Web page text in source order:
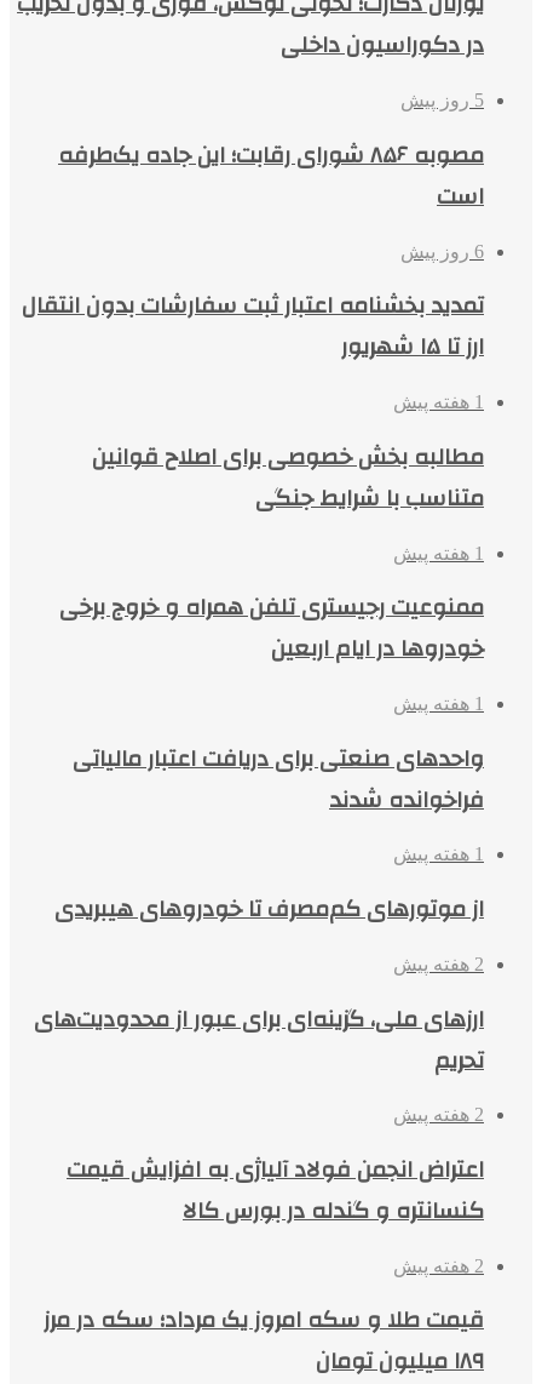
در دکوراسیون داخلی
5 روز پیش
مصوبه ۸۵۶ شورای رقابت؛ این جاده یک‌طرفه
است
6 روز پیش
تمدید بخشنامه اعتبار ثبت سفارشات بدون انتقال
ارز تا ۱۵ شهریور
1 هفته پیش
مطالبه بخش خصوصی برای اصلاح قوانین
متناسب با شرایط جنگی
1 هفته پیش
ممنوعیت رجیستری تلفن همراه و خروج برخی
خودروها در ایام اربعین
1 هفته پیش
واحدهای صنعتی برای دریافت اعتبار مالیاتی
فراخوانده شدند
1 هفته پیش
از موتورهای کم‌مصرف تا خودروهای هیبریدی
2 هفته پیش
ارزهای ملی، گزینه‌ای برای عبور از محدودیت‌های
تحریم
2 هفته پیش
اعتراض انجمن فولاد آلیاژی به افزایش قیمت
کنسانتره و گندله در بورس کالا
2 هفته پیش
قیمت طلا و سکه امروز یک مرداد؛ سکه در مرز
۱۸۹ میلیون تومان